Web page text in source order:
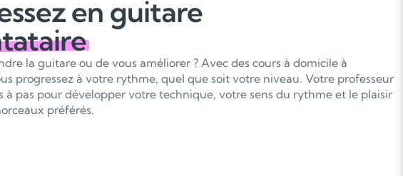
en guitare
la guitare ou de vous améliorer ? Avec des cours à domicile à
progressez à votre rythme, quel que soit votre niveau. Votre professeur
à pas pour développer votre technique, votre sens du rythme et le plaisir
préférés.